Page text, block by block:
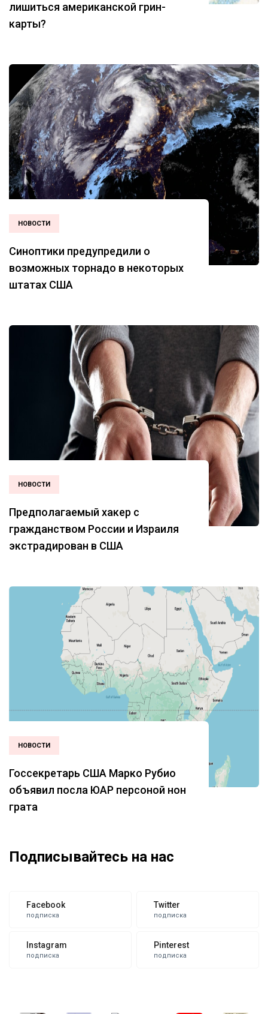
лишиться американской грин-
карты?
НОВОСТИ
Синоптики предупредили о
возможных торнадо в некоторых
штатах США
НОВОСТИ
Предполагаемый хакер с
гражданством России и Израиля
экстрадирован в США
НОВОСТИ
Госсекретарь США Марко Рубио
объявил посла ЮАР персоной нон
грата
Подписывайтесь на нас
Facebook
подписка
Twitter
подписка
Instagram
подписка
Pinterest
подписка